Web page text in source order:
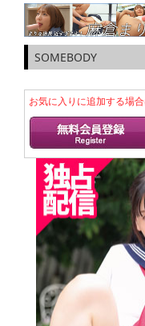
SOMEBODY
お気に入りに追加する場